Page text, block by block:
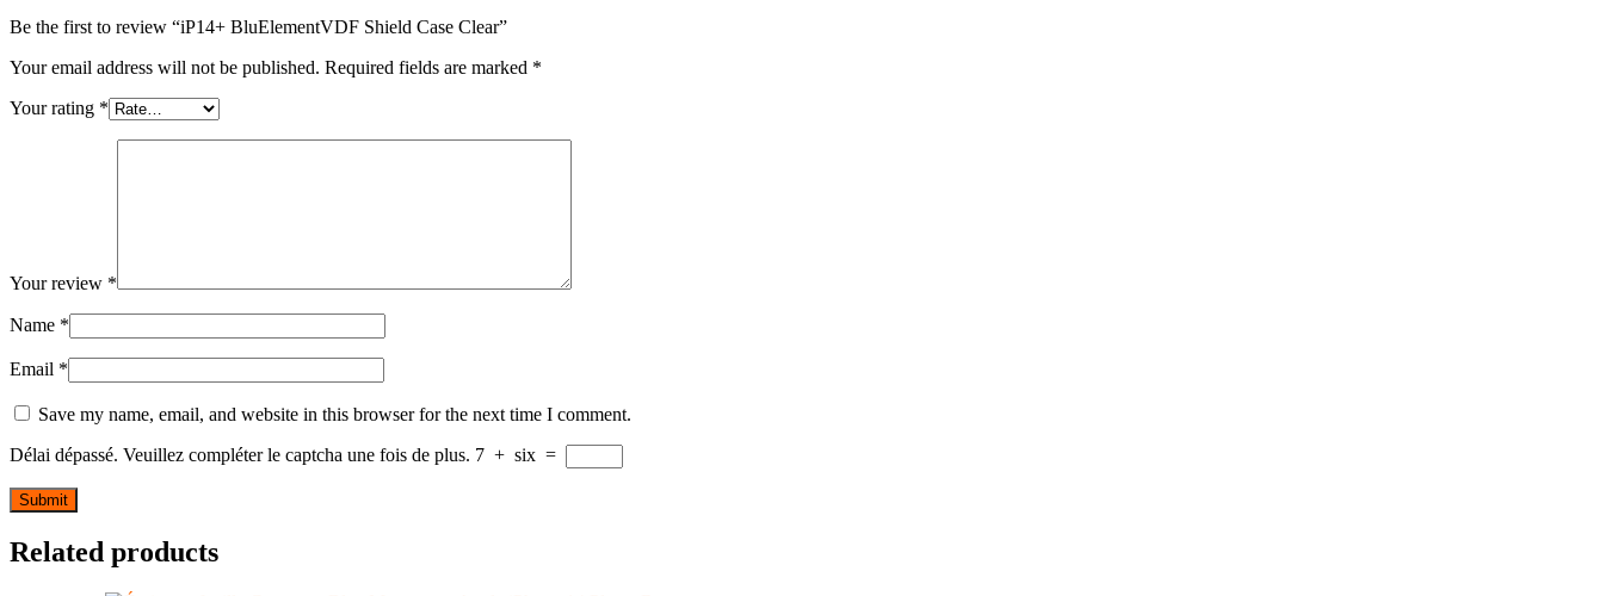
Be the first to review “iP14+ BluElementVDF Shield Case Clear”
Your email address will not be published. Required fields are marked *
Your rating *
Your review *
Name *
Email *
Save my name, email, and website in this browser for the next time I comment.
Délai dépassé. Veuillez compléter le captcha une fois de plus. 7 + six =
Related products